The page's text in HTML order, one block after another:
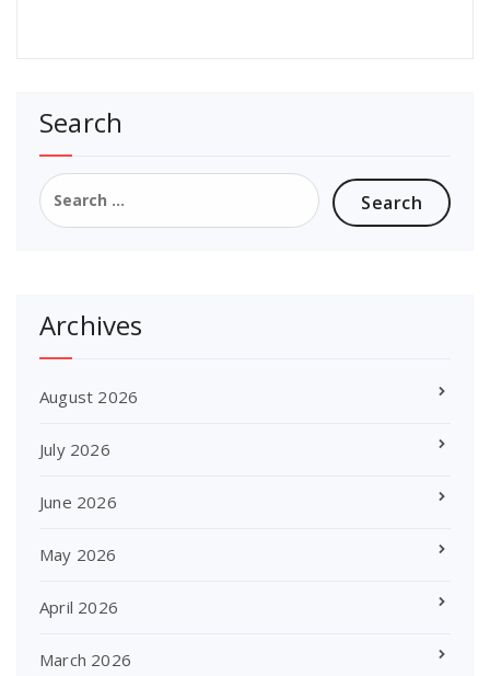
Search
Search
for:
Archives
August 2026
July 2026
June 2026
May 2026
April 2026
March 2026